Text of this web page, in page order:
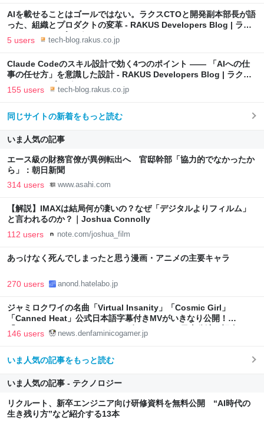
AIを載せることはゴールではない。ラクスCTOと開発副本部長が語
った、組織とプロダクトの変革 - RAKUS Developers Blog | ラク
ス エンジニアブログ
5 users tech-blog.rakus.co.jp
Claude Codeのスキル設計で効く4つのポイント —— 「AIへの仕
事の任せ方」を意識した設計 - RAKUS Developers Blog | ラクス
エンジニアブログ
155 users tech-blog.rakus.co.jp
同じサイトの新着をもっと読む
いま人気の記事
エース級の財務官僚が異例転出へ 官邸幹部「協力的でなかったか
ら」：朝日新聞
314 users www.asahi.com
【解説】IMAXは結局何が凄いの？なぜ「デジタルよりフィルム」
と言われるのか？｜Joshua Connolly
112 users note.com/joshua_film
あっけなく死んでしまったと思う漫画・アニメの主要キャラ
270 users anond.hatelabo.jp
ジャミロクワイの名曲「Virtual Insanity」「Cosmic Girl」
「Canned Heat」公式日本語字幕付きMVがいきなり公開！
「SUMMER SONIC 2026」での9年ぶりとなる日本公演を記念して
146 users news.denfaminicogamer.jp
いま人気の記事をもっと読む
いま人気の記事 - テクノロジー
リクルート、新卒エンジニア向け研修資料を無料公開 “AI時代の
生き残り方”など紹介する13本